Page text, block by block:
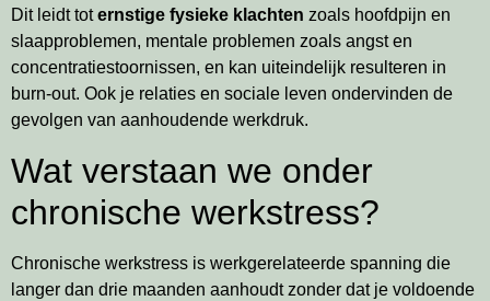
Dit leidt toternstige fysieke klachten zoals hoofdpijn en
slaapproblemen, mentale problemen zoals angst en
concentratiestoornissen, en kan uiteindelijk resulteren in
burn-out. Ook je relaties en sociale leven ondervinden de
gevolgen van aanhoudende werkdruk.
Wat verstaan we onder
chronische werkstress?
Chronische werkstress is werkgerelateerde spanning die
langer dan drie maanden aanhoudt zonder dat je voldoende